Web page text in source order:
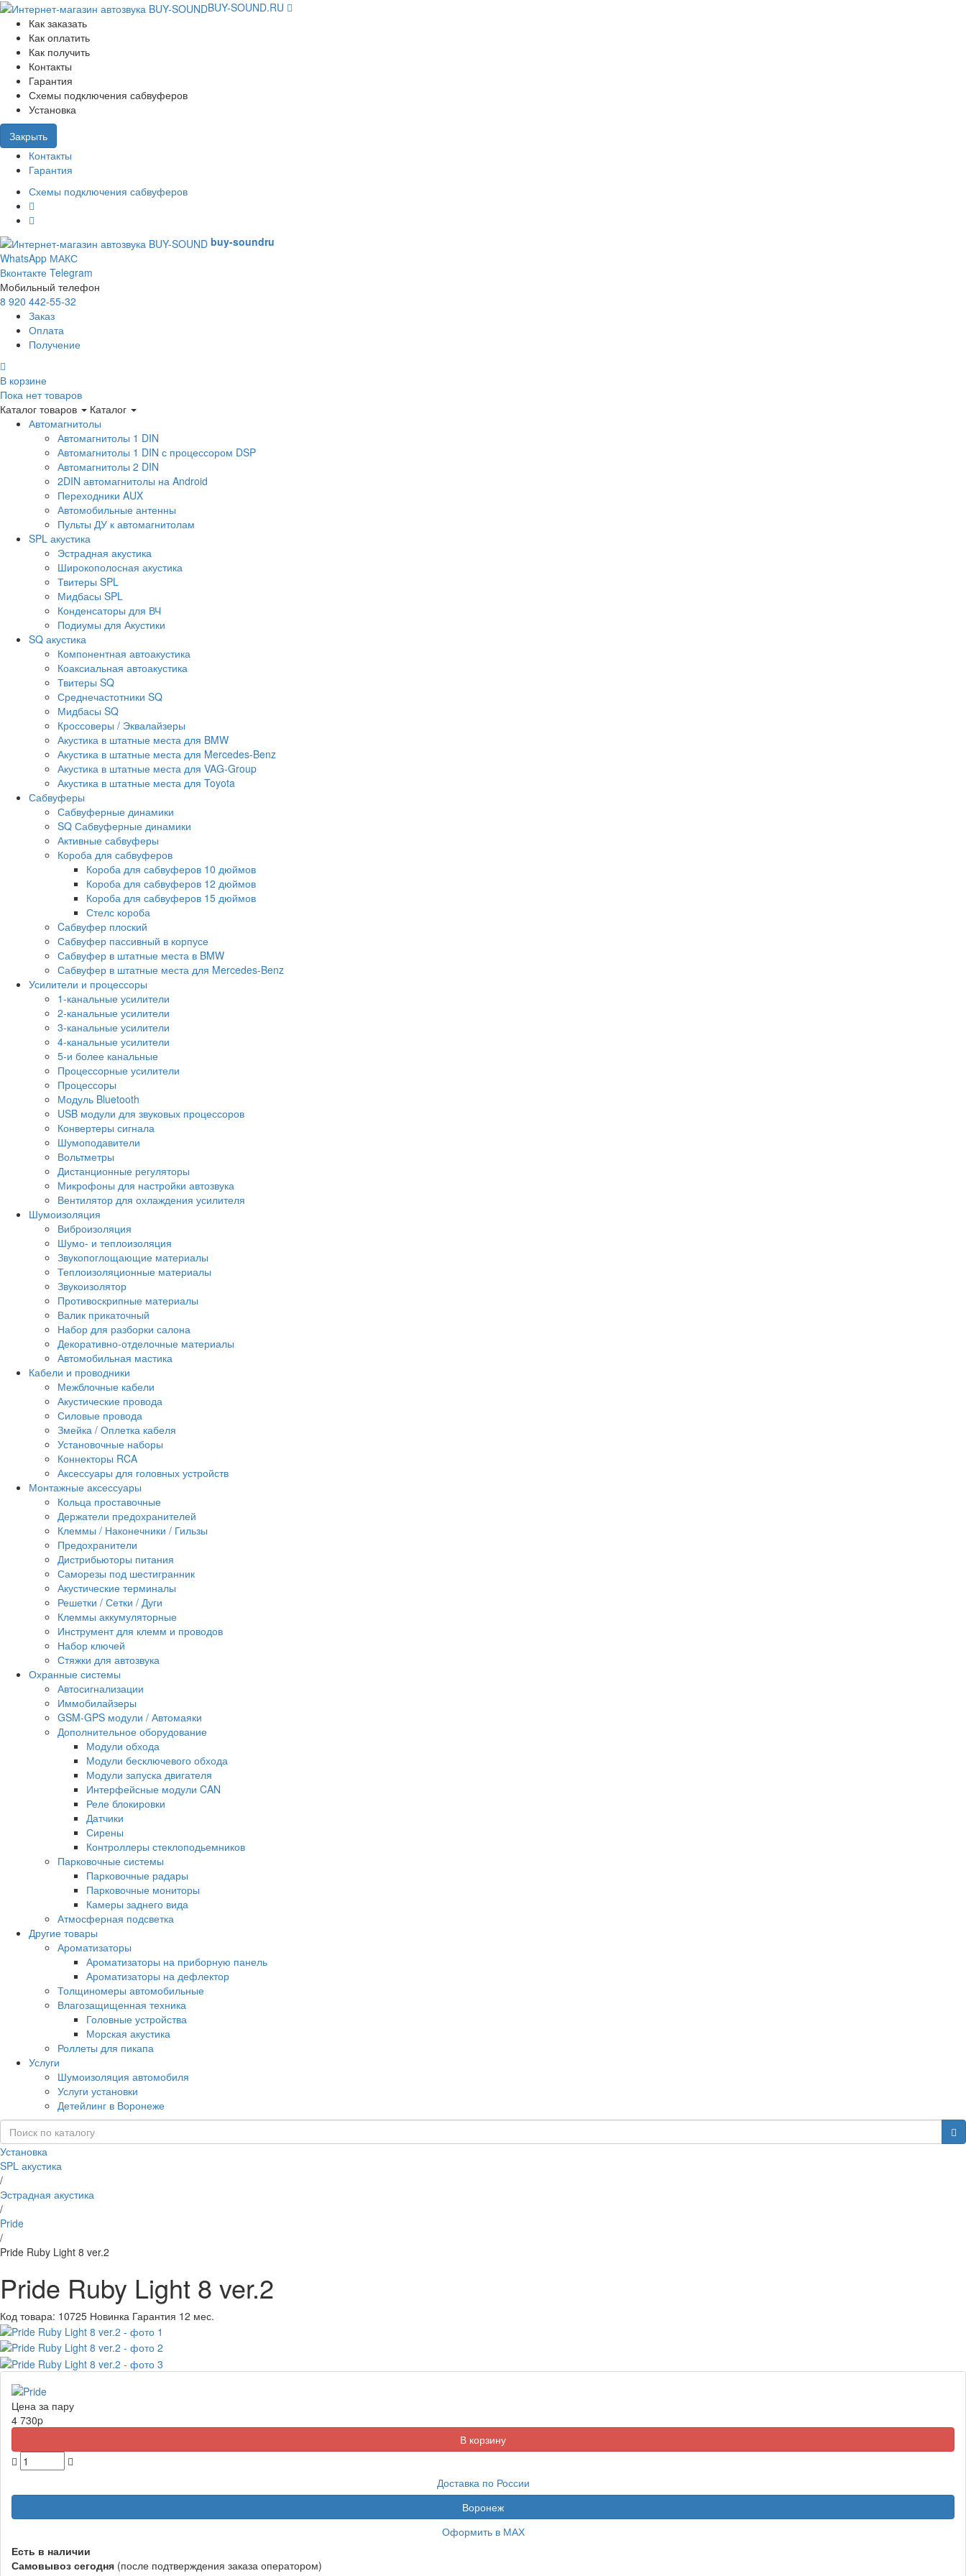
BUY-SOUND.RU
Как заказать
Как оплатить
Как получить
Контакты
Гарантия
Схемы подключения сабвуферов
Установка
Закрыть
Контакты
Гарантия
Схемы подключения сабвуферов
buy-soundru
WhatsApp МАКС
Вконтакте Telegram
Мобильный телефон
8 920 442-55-32
Заказ
Оплата
Получение
В корзине
Пока нет товаров
Каталог товаров
Каталог
Автомагнитолы
Автомагнитолы 1 DIN
Автомагнитолы 1 DIN с процессором DSP
Автомагнитолы 2 DIN
2DIN автомагнитолы на Android
Переходники AUX
Автомобильные антенны
Пульты ДУ к автомагнитолам
SPL акустика
Эстрадная акустика
Широкополосная акустика
Твитеры SPL
Мидбасы SPL
Конденсаторы для ВЧ
Подиумы для Акустики
SQ акустика
Компонентная автоакустика
Коаксиальная автоакустика
Твитеры SQ
Среднечастотники SQ
Мидбасы SQ
Кроссоверы / Эквалайзеры
Акустика в штатные места для BMW
Акустика в штатные места для Mercedes-Benz
Акустика в штатные места для VAG-Group
Акустика в штатные места для Toyota
Сабвуферы
Сабвуферные динамики
SQ Сабвуферные динамики
Активные сабвуферы
Короба для сабвуферов
Короба для сабвуферов 10 дюймов
Короба для сабвуферов 12 дюймов
Короба для сабвуферов 15 дюймов
Стелс короба
Cабвуфер плоский
Сабвуфер пассивный в корпусе
Сабвуфер в штатные места в BMW
Сабвуфер в штатные места для Mercedes-Benz
Усилители и процессоры
1-канальные усилители
2-канальные усилители
3-канальные усилители
4-канальные усилители
5-и более канальные
Процессорные усилители
Процессоры
Модуль Bluetooth
USB модули для звуковых процессоров
Конвертеры сигнала
Шумоподавители
Вольтметры
Дистанционные регуляторы
Микрофоны для настройки автозвука
Вентилятор для охлаждения усилителя
Шумоизоляция
Виброизоляция
Шумо- и теплоизоляция
Звукопоглощающие материалы
Теплоизоляционные материалы
Звукоизолятор
Противоскрипные материалы
Валик прикаточный
Набор для разборки салона
Декоративно-отделочные материалы
Автомобильная мастика
Кабели и проводники
Межблочные кабели
Акустические провода
Силовые провода
Змейка / Оплетка кабеля
Установочные наборы
Коннекторы RCA
Аксессуары для головных устройств
Монтажные аксессуары
Кольца проставочные
Держатели предохранителей
Клеммы / Наконечники / Гильзы
Предохранители
Дистрибьюторы питания
Саморезы под шестигранник
Акустические терминалы
Решетки / Сетки / Дуги
Клеммы аккумуляторные
Инструмент для клемм и проводов
Набор ключей
Стяжки для автозвука
Охранные системы
Автосигнализации
Иммобилайзеры
GSM-GPS модули / Автомаяки
Дополнительное оборудование
Модули обхода
Модули бесключевого обхода
Модули запуска двигателя
Интерфейсные модули CAN
Реле блокировки
Датчики
Сирены
Контроллеры стеклоподьемников
Парковочные системы
Парковочные радары
Парковочные мониторы
Камеры заднего вида
Атмосферная подсветка
Другие товары
Ароматизаторы
Ароматизаторы на приборную панель
Ароматизаторы на дефлектор
Толщиномеры автомобильные
Влагозащищенная техника
Головные устройства
Морская акустика
Роллеты для пикапа
Услуги
Шумоизоляция автомобиля
Услуги установки
Детейлинг в Воронеже
Установка
SPL акустика
/
Эстрадная акустика
/
Pride
/
Pride Ruby Light 8 ver.2
Pride Ruby Light 8 ver.2
Код товара: 10725 Новинка Гарантия 12 мес.
Цена за пару
4 730p
Доставка по России
Воронеж
Оформить в МАХ
Есть в наличии
Самовывоз сегодня (после подтверждения заказа оператором)